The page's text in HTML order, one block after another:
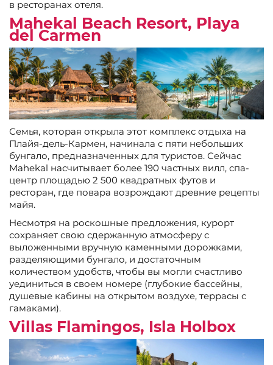
в ресторанах отеля.
Mahekal Beach Resort, Playa
del Carmen
Семья, которая открыла этот комплекс отдыха на
Плайя-дель-Кармен, начинала с пяти небольших
бунгало, предназначенных для туристов. Сейчас
Mahekal насчитывает более 190 частных вилл, спа-
центр площадью 2 500 квадратных футов и
ресторан, где повара возрождают древние рецепты
майя.
Несмотря на роскошные предложения, курорт
сохраняет свою сдержанную атмосферу с
выложенными вручную каменными дорожками,
разделяющими бунгало, и достаточным
количеством удобств, чтобы вы могли счастливо
уединиться в своем номере (глубокие бассейны,
душевые кабины на открытом воздухе, террасы с
гамаками).
Villas Flamingos, Isla Holbox